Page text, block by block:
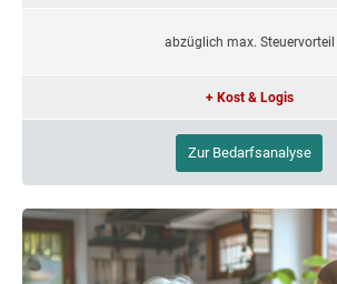
abzüglich max. Steuervorteil
+ Kost & Logis
Zur Bedarfsanalyse